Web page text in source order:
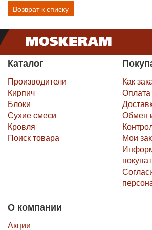
Возврат к списку
Каталог
Производители
Кирпич
Блоки
Сухие смеси
Кровля
Поиск товара
Как
Оплата
Обмен
Мои
О компании
Акции